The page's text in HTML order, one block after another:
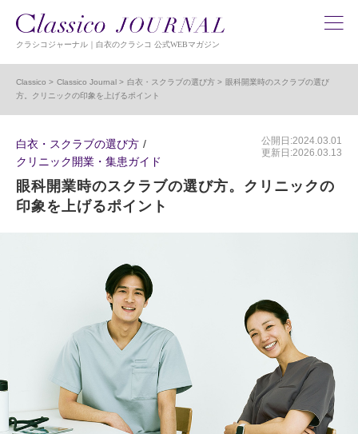
クラシコジャーナル｜白衣のクラシコ 公式WEBマガジン
Classico Classico Journal 白衣・スクラブの選び方
眼科開業時のスクラブの選び
方。クリニックの印象を上げるポイント
白衣・スクラブの選び方
クリニック開業・集患ガイド
公開日:2024.03.01
更新日:2026.03.13
眼科開業時のスクラブの選び方。クリニックの
印象を上げるポイント